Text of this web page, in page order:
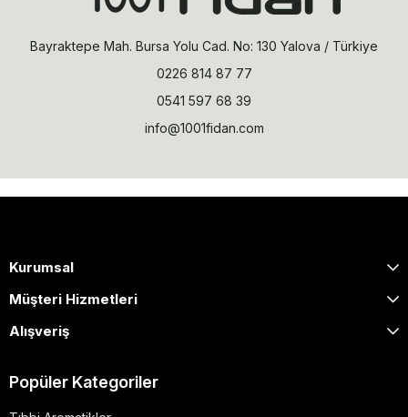
Bayraktepe Mah. Bursa Yolu Cad. No: 130 Yalova / Türkiye
0226 814 87 77
0541 597 68 39
info@1001fidan.com
Kurumsal
Müşteri Hizmetleri
Alışveriş
Popüler Kategoriler